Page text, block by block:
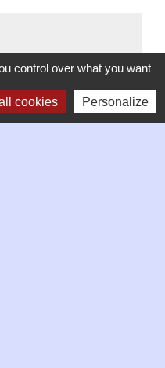
control over what you want
cookies Personalize